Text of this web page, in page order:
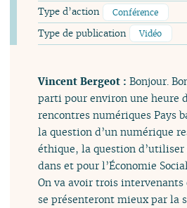
Type d’action Conférence
Type de publication Vidéo
Vincent Bergeot :Bonjour.
parti pour environ une heure
rencontres numériques Pays
la question d’un numérique
éthique, la question d’utiliser
dans et pour l’Économie
On va avoir trois
se présenteront mieux par la